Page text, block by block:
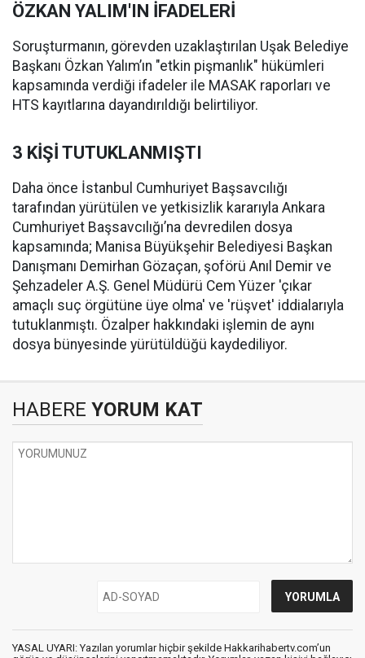
ÖZKAN YALIM'IN İFADELERİ
Soruşturmanın, görevden uzaklaştırılan Uşak Belediye
Başkanı Özkan Yalım’ın "etkin pişmanlık" hükümleri
kapsamında verdiği ifadeler ile MASAK raporları ve
HTS kayıtlarına dayandırıldığı belirtiliyor.
3 KİŞİ TUTUKLANMIŞTI
Daha önce İstanbul Cumhuriyet Başsavcılığı
tarafından yürütülen ve yetkisizlik kararıyla Ankara
Cumhuriyet Başsavcılığı’na devredilen dosya
kapsamında; Manisa Büyükşehir Belediyesi Başkan
Danışmanı Demirhan Gözaçan, şoförü Anıl Demir ve
Şehzadeler A.Ş. Genel Müdürü Cem Yüzer 'çıkar
amaçlı suç örgütüne üye olma' ve 'rüşvet' iddialarıyla
tutuklanmıştı. Özalper hakkındaki işlemin de aynı
dosya bünyesinde yürütüldüğü kaydediliyor.
HABERE YORUM KAT
YASAL UYARI: Yazılan yorumlar hiçbir şekilde Hakkarihabertv.com’un